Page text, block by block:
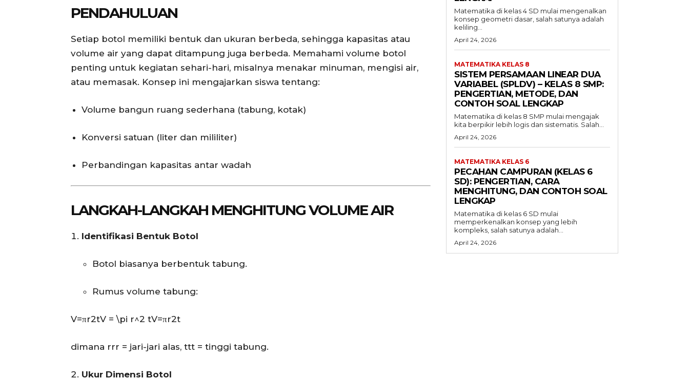
PENDAHULUAN
Setiap botol memiliki bentuk dan ukuran berbeda, sehingga kapasitas atau
volume air yang dapat ditampung juga berbeda. Memahami volume botol
penting untuk kegiatan sehari-hari, misalnya menakar minuman, mengisi air,
atau memasak. Konsep ini mengajarkan siswa tentang:
Volume bangun ruang sederhana (tabung, kotak)
Konversi satuan (liter dan mililiter)
Perbandingan kapasitas antar wadah
LANGKAH-LANGKAH MENGHITUNG VOLUME AIR
Identifikasi Bentuk Botol
Botol biasanya berbentuk tabung.
Rumus volume tabung:
V=πr2tV = \pi r^2 tV=πr2t
dimana rrr = jari-jari alas, ttt = tinggi tabung.
Ukur Dimensi Botol
Matematika di kelas 4 SD mulai mengenalkan
konsep geometri dasar, salah satunya adalah
keliling...
April 24, 2026
MATEMATIKA KELAS 8
SISTEM PERSAMAAN LINEAR DUA
VARIABEL (SPLDV) – KELAS 8 SMP:
PENGERTIAN, METODE, DAN
CONTOH SOAL LENGKAP
Matematika di kelas 8 SMP mulai mengajak
kita berpikir lebih logis dan sistematis. Salah...
April 24, 2026
MATEMATIKA KELAS 6
PECAHAN CAMPURAN (KELAS 6
SD): PENGERTIAN, CARA
MENGHITUNG, DAN CONTOH SOAL
LENGKAP
Matematika di kelas 6 SD mulai
memperkenalkan konsep yang lebih
kompleks, salah satunya adalah...
April 24, 2026